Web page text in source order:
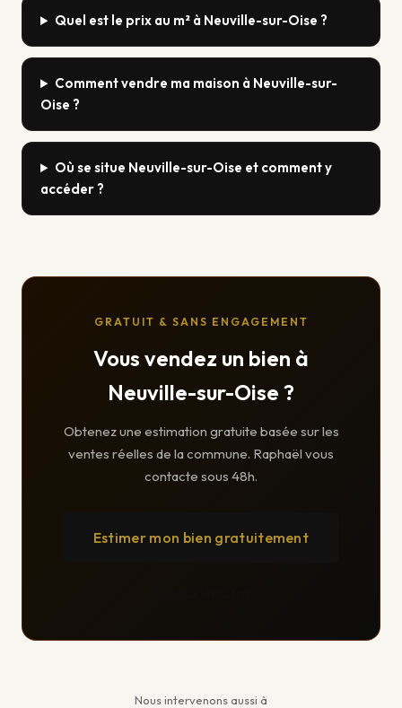
Quel est le prix au m² à Neuville-sur-Oise ?
Comment vendre ma maison à Neuville-sur-
Oise ?
Où se situe Neuville-sur-Oise et comment y
accéder ?
GRATUIT & SANS ENGAGEMENT
Vous vendez un bien à
Neuville-sur-Oise ?
Obtenez une estimation gratuite basée sur les
ventes réelles de la commune. Raphaël vous
contacte sous 48h.
Estimer mon bien gratuitement
Nous intervenons aussi à